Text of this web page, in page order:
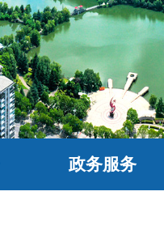
政务服务